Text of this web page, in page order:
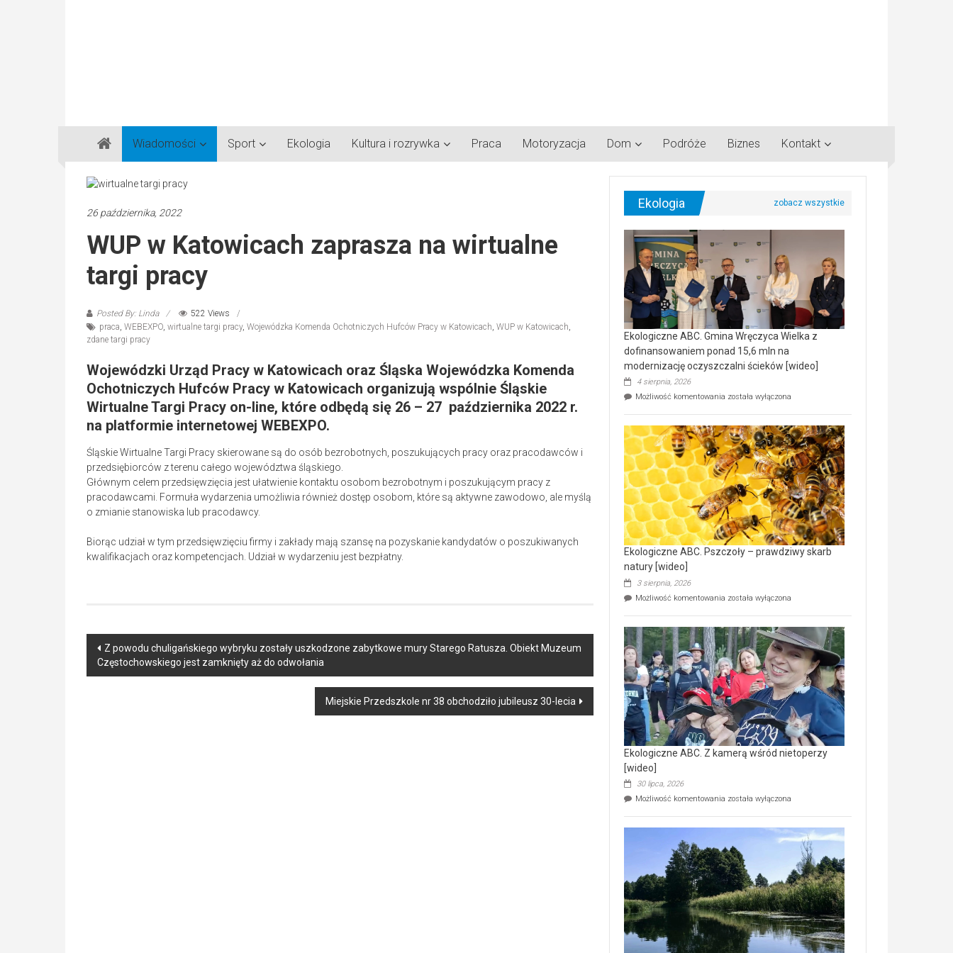
Gazeta
Regionalna
Częstochowa,
Lubliniec,
Wiadomości Sport Ekologia Kultura i rozrywka Praca Motoryzacja Dom Podróże Biznes Kontakt
26 października, 2022
WUP w Katowicach zaprasza na wirtualne
targi pracy
Posted By: Linda
522 Views
praca, WEBEXPO, wirtualne targi pracy, Wojewódzka Komenda Ochotniczych Hufców Pracy w Katowicach, WUP w Katowicach,
zdane targi pracy
Wojewódzki Urząd Pracy w Katowicach oraz Śląska Wojewódzka Komenda
Ochotniczych Hufców Pracy w Katowicach organizują wspólnie Śląskie
Wirtualne Targi Pracy on-line, które odbędą się 26 – 27 października 2022 r.
na platformie internetowej WEBEXPO.
Śląskie Wirtualne Targi Pracy skierowane są do osób bezrobotnych, poszukujących pracy oraz pracodawców i
przedsiębiorców z terenu całego województwa śląskiego.
Głównym celem przedsięwzięcia jest ułatwienie kontaktu osobom bezrobotnym i poszukującym pracy z
pracodawcami. Formuła wydarzenia umożliwia również dostęp osobom, które są aktywne zawodowo, ale myślą
o zmianie stanowiska lub pracodawcy.
Biorąc udział w tym przedsięwzięciu firmy i zakłady mają szansę na pozyskanie kandydatów o poszukiwanych
kwalifikacjach oraz kompetencjach. Udział w wydarzeniu jest bezpłatny.
Post
navigation
Z powodu chuligańskiego wybryku zostały uszkodzone zabytkowe mury Starego Ratusza. Obiekt Muzeum
Częstochowskiego jest zamknięty aż do odwołania
Miejskie Przedszkole nr 38 obchodziło jubileusz 30-lecia
Ekologia
Ekologiczne ABC. Gmina Wręczyca Wielka z
dofinansowaniem ponad 15,6 mln na
modernizację oczyszczalni ścieków [wideo]
4 sierpnia, 2026
Możliwość komentowania Ekologiczne
Wręczyca
Wielka
z
dofinansowaniem
ponad
15,6
mln
na
modernizację
oczyszczalni
ścieków
[wideo]
została wyłączona
Ekologiczne ABC. Pszczoły – prawdziwy skarb
natury [wideo]
3 sierpnia, 2026
Możliwość komentowania Ekologiczne
–
prawdziwy
skarb
natury
[wideo]
została wyłączona
Ekologiczne ABC. Z kamerą wśród nietoperzy
[wideo]
30 lipca, 2026
Możliwość komentowania Ekologiczne
wśród
nietoperzy
[wideo]
została wyłączona